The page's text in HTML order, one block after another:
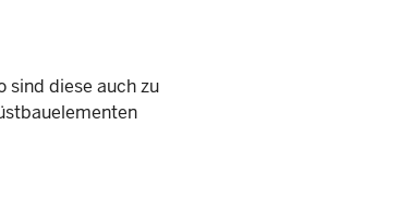
sind diese auch zu